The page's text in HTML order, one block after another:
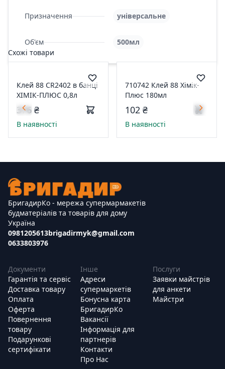
Призначення універсальне
Об'єм
500мл
Схожі товари
Клей 88 CR2402 в банці
ХІМІК-ПЛЮС 0,8л
376 ₴
В наявності
710742 Клей 88 Хімік-
Плюс 180мл
102 ₴
В наявності
БригадирКо - мережа супермармакетів
будматеріалів та товарів для дому
Україна
0981205613
0633803976
brigadirmyk@gmail.com
Документи
Гарантія та сервіс
Доставка товару
Оплата
Оферта
Повернення
товару
Подарункові
сертифікати
Інше
Адреси
супермаркетів
Бонусна карта
БригадирКо
Вакансії
Інформація для
партнерів
Контакти
Про Нас
Послуги
Заявки майстрів
для анкети
Майстри